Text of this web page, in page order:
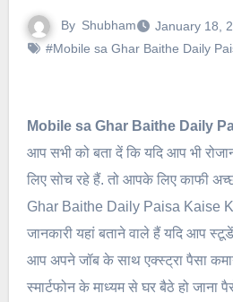
By Shubham
January 18,
#Mobile sa Ghar Baithe Daily
Mobile sa Ghar Baithe Daily
आप सभी को बता दें कि यदि आप भी
लिए सोच रहे हैं. तो आपके लिए काफी
Ghar Baithe Daily Paisa Kaise
जानकारी यहां बताने वाले हैं यदि आप
आप अपने जॉब के साथ एक्स्ट्रा पैसा
स्मार्टफोन के माध्यम से घर बैठे हो